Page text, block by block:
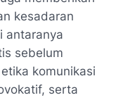
kesadaran
antaranya
sebelum
komunikasi
serta